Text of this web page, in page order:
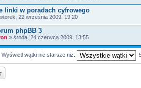
linki w poradach cyfrowego
22 września 2009, 19:20
phpBB 3
» środa, 24 czerwca 2009, 13:55
Wyświetl wątki nie starsze niż: